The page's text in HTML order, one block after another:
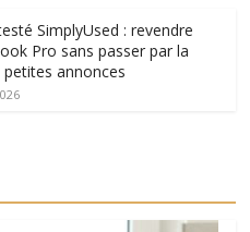
SimplyUsed : revendre
Pro sans passer par la
petites annonces